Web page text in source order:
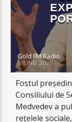
Gold FM Radio
6 IUNIE 2026
Fostul
Consiliului de
Medvedev a
rețelele